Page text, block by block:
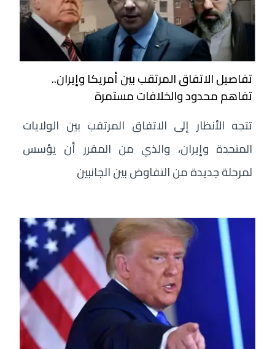
تفاصيل الاتفاق المرتقب بين أمريكا وإيران..
تفاهم محدود والخلافات مستمرة
تتجه الأنظار إلى الاتفاق المرتقب بين الولايات
المتحدة وإيران، والذي من المقرر أن يؤسس
لمرحلة جديدة من التفاوض بين الجانبين